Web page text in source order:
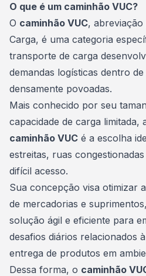
O que é um caminhão VUC?
O caminhão VUC,
Carga, é uma categoria
transporte de carga
demandas logísticas dentro
densamente povoadas.
Mais conhecido por seu
capacidade de carga limitada,
caminhão VUC é a escolha
estreitas, ruas
difícil acesso.
Sua concepção visa otimizar
de mercadorias e
solução ágil e eficiente para
desafios diários relacionados
entrega de produtos em
Dessa forma, o caminhão